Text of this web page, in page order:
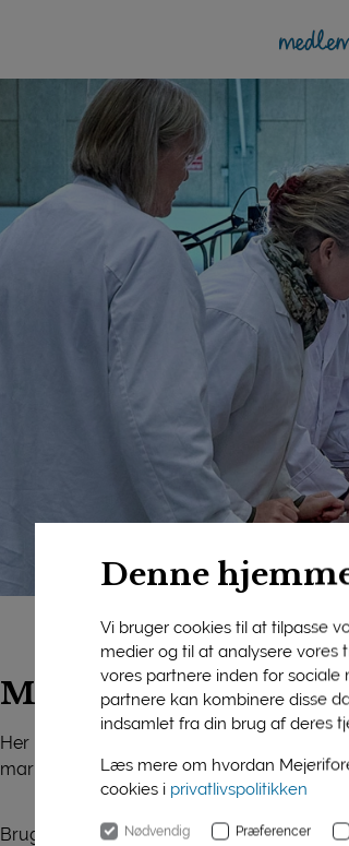
Denne
Vi bruger cookies til at tilpasse
medier og til at analysere vores
vores partnere inden for sociale
partnere kan kombinere disse
indsamlet fra din brug af deres
Læs mere om hvordan
cookies i privatlivspolitikken
Nødvendig Præferencer
Mejeriforeningens
Her på siden finder du viden og
markedsorientering, mejeristatistik, politik
Brugernavn